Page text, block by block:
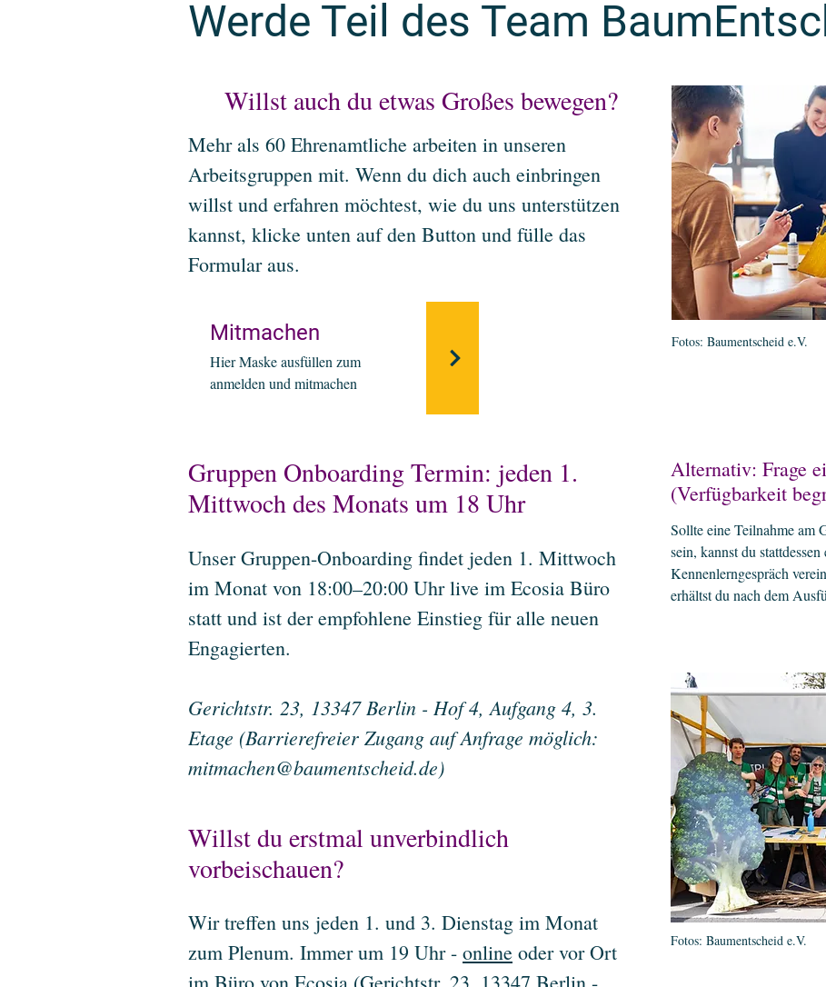
Werde Teil des Team
Willst auch du etwas Großes bewegen?
Mehr als 60 Ehrenamtliche arbeiten in unseren
Arbeitsgruppen mit. Wenn du dich auch einbringen
willst und erfahren möchtest, wie du uns unterstützen
kannst, klicke unten auf den Button und fülle das
Formular aus.
Mitmachen
Hier Maske ausfüllen zum
anmelden und mitmachen
Fotos: Baumentscheid e.V.
Gruppen Onboarding Termin: jeden 1.
Mittwoch des Monats um 18 Uhr
Unser Gruppen-Onboarding findet jeden 1. Mittwoch
im Monat von 18:00–20:00 Uhr live im Ecosia Büro
statt und ist der empfohlene Einstieg für alle neuen
Engagierten.
Gerichtstr. 23, 13347 Berlin - Hof 4, Aufgang 4, 3.
Etage (Barrierefreier Zugang auf Anfrage möglich:
mitmachen@baumentscheid.de)
Willst du erstmal unverbindlich
vorbeischauen?
Wir treffen uns jeden 1. und 3. Dienstag im Monat
zum Plenum. Immer um 19 Uhr - online oder vor Ort
Alternativ: Frage
(Verfügbarkeit
Sollte eine Teilnahme am
sein, kannst du
Kennenlerngespräch
erhältst du nach dem
Fotos: Baumentscheid e.V.